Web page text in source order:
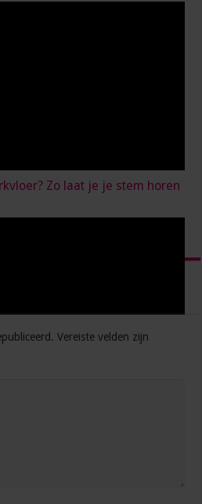
Zo laat je je stem horen
Vereiste velden zijn